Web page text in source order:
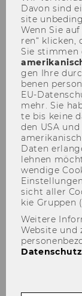
Davon sind
site
Wenn Sie
ren“ kli­cken,
Sie stim­men
gen Ihre
be­nen
EU-​
mehr. Sie
te bis keine
den USA
Daten
leh­nen
wen­di­ge
sicht aller
kie Grup­pen
Weitere
Website und